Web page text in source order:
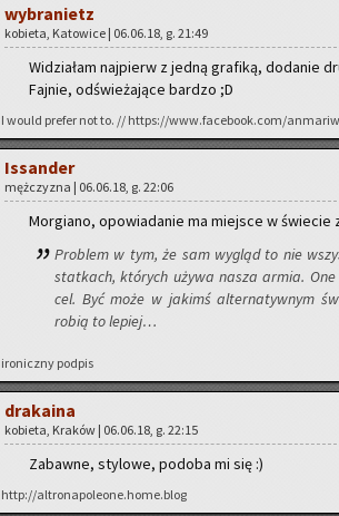
wy­bra­nietz
ko­bie­ta, Ka­to­wi­ce | 06.06.18, g. 21:49
Wi­dzia­łam naj­pierw z jedną gra­fi­ką, do­da­nie
Faj­nie, od­świe­ża­ją­ce bar­dzo ;D
I would pre­fer not to. // https://www.facebook.com/
Is­san­der
męż­czy­zna | 06.06.18, g. 22:06
Mor­gia­no, opo­wia­da­nie ma miej­sce w
Pro­blem w tym, że sam wy­gląd to nie
stat­kach, któ­rych używa nasza armia.
cel. Być może w ja­kimś al­ter­na­tyw­nym
robią to le­piej…
iro­nicz­ny pod­pis
dra­ka­ina
ko­bie­ta, Kra­ków | 06.06.18, g. 22:15
Za­baw­ne, sty­lo­we, po­do­ba mi się :)
http://altronapoleone.home.blog